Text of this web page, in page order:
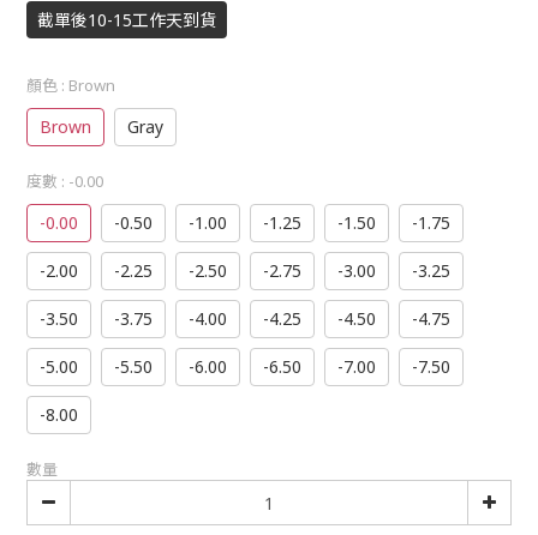
截單後10-15工作天到貨
顏色 : Brown
Brown Gray
度數 : -0.00
-0.00 -0.50 -1.00 -1.25 -1.50 -1.75
-2.00 -2.25 -2.50 -2.75 -3.00 -3.25
-3.50 -3.75 -4.00 -4.25 -4.50 -4.75
-5.00 -5.50 -6.00 -6.50 -7.00 -7.50
-8.00
數量